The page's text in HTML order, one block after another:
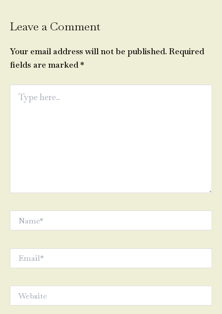
Leave a Comment
Your email address will not be published. Required
fields are marked*
here..